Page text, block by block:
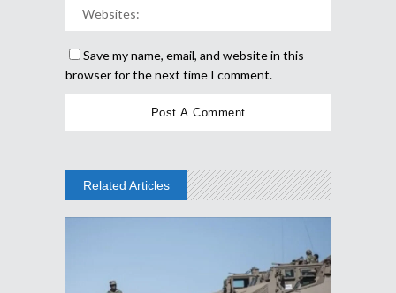
Save my name, email, and website in this
browser for the next time I comment.
Related Articles